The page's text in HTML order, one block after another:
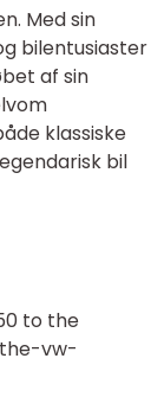
Med sin
bilentusiaster
af sin
klassiske
bil
to the
the-vw-